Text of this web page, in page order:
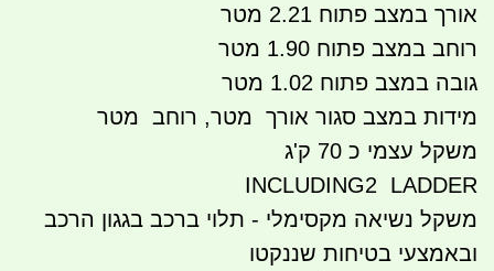
אורך במצב פתוח 2.21 מטר
רוחב במצב פתוח 1.90 מטר
גובה במצב פתוח 1.02 מטר
מידות במצב סגור אורך מטר, רוחב מטר
משקל עצמי כ 70 ק'ג
INCLUDING2 LADDER
משקל נשיאה מקסימלי - תלוי ברכב בגגון הרכב
ובאמצעי בטיחות שננקטו